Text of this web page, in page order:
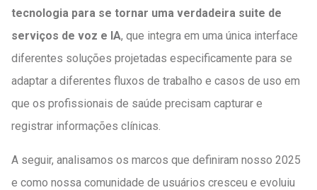
tecnologia para se tornar uma verdadeira suite de
serviços de voz e IA, que integra em uma única interface
diferentes soluções projetadas especificamente para se
adaptar a diferentes fluxos de trabalho e casos de uso em
que os profissionais de saúde precisam capturar e
registrar informações clínicas.
A seguir, analisamos os marcos que definiram nosso 2025
e como nossa comunidade de usuários cresceu e evoluiu